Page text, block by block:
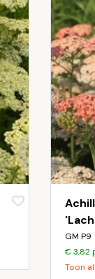
GM P9
€ 3,82
Toon